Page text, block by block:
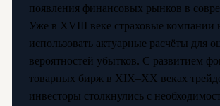
появления финансовых рынков в
Уже в XVIII веке страховые компании
использовать актуарные расчёты для
вероятностей убытков. С развитием
товарных бирж в XIX–XX веках
инвесторы столкнулись с